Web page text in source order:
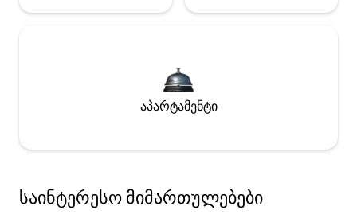
აპარტამენტი
საინტერესო მიმართულებები